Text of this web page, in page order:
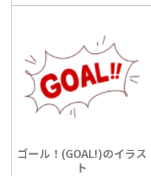
ゴール！(GOAL!)のイラス
ト